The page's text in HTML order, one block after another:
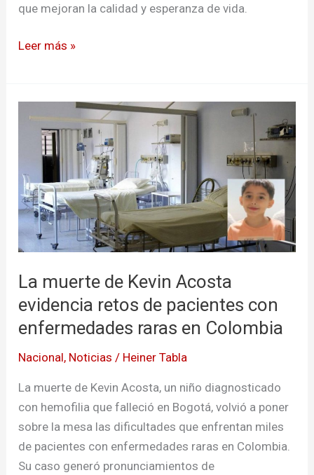
que mejoran la calidad y esperanza de vida.
Leer más »
La muerte de Kevin Acosta
evidencia retos de pacientes con
enfermedades raras en Colombia
Nacional, Noticias / Heiner Tabla
La muerte de Kevin Acosta, un niño diagnosticado
con hemofilia que falleció en Bogotá, volvió a poner
sobre la mesa las dificultades que enfrentan miles
de pacientes con enfermedades raras en Colombia.
Su caso generó pronunciamientos de
muerte
Acosta
evidencia
retos
de
con
enfermedades
raras
Colombia